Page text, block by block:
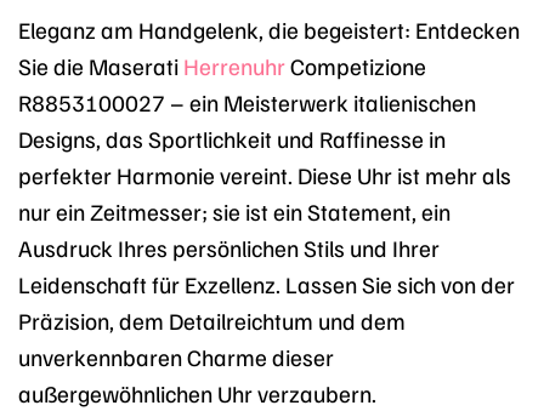
Eleganz am Handgelenk, die begeistert: Entdecken
Sie die Maserati HerrenuhrCompetizione
R8853100027 – ein Meisterwerk italienischen
Designs, das Sportlichkeit und Raffinesse in
perfekter Harmonie vereint. Diese Uhr ist mehr als
nur ein Zeitmesser; sie ist ein Statement, ein
Ausdruck Ihres persönlichen Stils und Ihrer
Leidenschaft für Exzellenz. Lassen Sie sich von der
Präzision, dem Detailreichtum und dem
unverkennbaren Charme dieser
außergewöhnlichen Uhr verzaubern.